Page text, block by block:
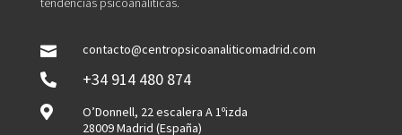

contacto@centropsicoanaliticomadrid.com

+34 914 480 874

O’Donnell, 22 escalera A 1ºizda
28009 Madrid (España)